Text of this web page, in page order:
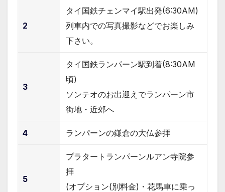
2
タイ国鉄チェンマイ駅出発(6:30AM)
列車内での写真撮影などでお楽しみ
下さい。
3
タイ国鉄ランパーン駅到着(8:30AM
頃)
ソンテオのお出迎えでランパーン市
街地・近郊へ
4 ランパーンの鎌倉の大仏参拝
5
プラタートランパーンルアン寺院参
拝
(オプション(別料金)・花馬車に乗っ